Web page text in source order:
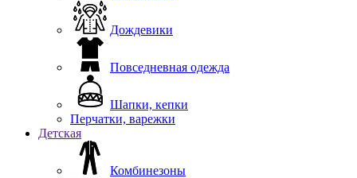
Дождевики
Повседневная одежда
Шапки, кепки
Перчатки, варежки
Детская
Комбинезоны